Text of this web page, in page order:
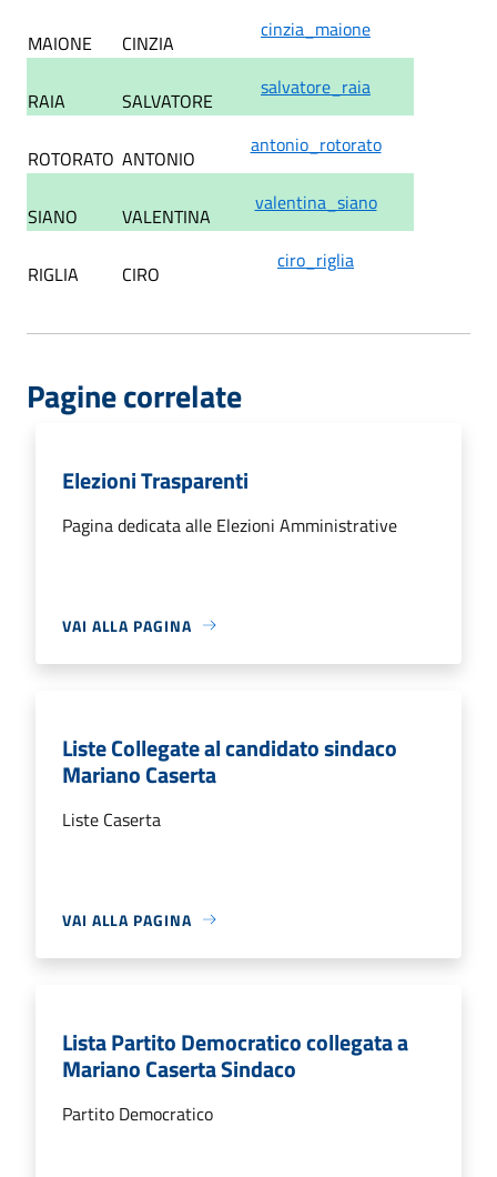
MAIONE CINZIA
cinzia_maione
RAIA SALVATORE
salvatore_raia
ROTORATO ANTONIO
antonio_rotorato
SIANO VALENTINA
valentina_siano
RIGLIA CIRO
ciro_riglia
Pagine correlate
Elezioni Trasparenti
Pagina dedicata alle Elezioni Amministrative
VAI ALLA PAGINA
Liste Collegate al candidato sindaco
Mariano Caserta
Liste Caserta
VAI ALLA PAGINA
Lista Partito Democratico collegata a
Mariano Caserta Sindaco
Partito Democratico